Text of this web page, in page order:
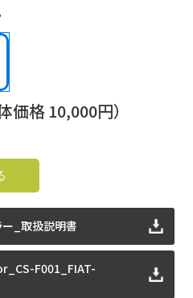
価格 10,000円）
ー_取扱説明書
F001_FIAT-